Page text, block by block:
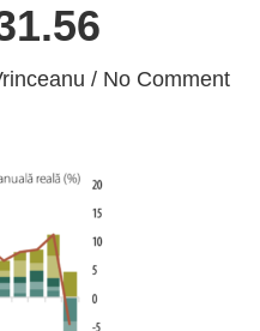
/ No Comment